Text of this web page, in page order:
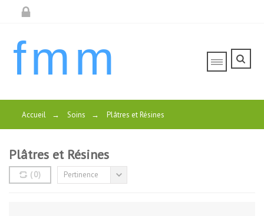
fmm
Accueil → Soins → Plâtres et Résines
Plâtres et Résines
(0) Pertinence